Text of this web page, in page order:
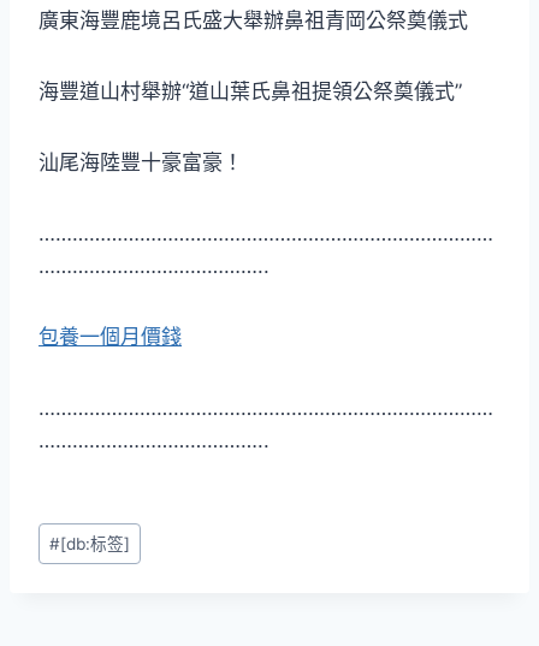
廣東海豐鹿境呂氏盛大舉辦鼻祖青岡公祭奠儀式
海豐道山村舉辦“道山葉氏鼻祖提領公祭奠儀式”
汕尾海陸豐十豪富豪！
………………………………………………………………………
…………………………………..
包養一個月價錢
………………………………………………………………………
…………………………………..
Post
Tags:
#[db:标签]